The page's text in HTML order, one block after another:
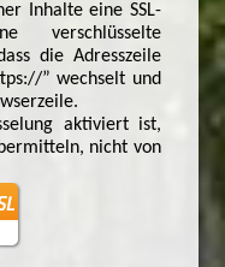
Inhalte eine SSL-
verschlüsselte
die Adresszeile
” wechselt und
aktiviert ist,
nicht von